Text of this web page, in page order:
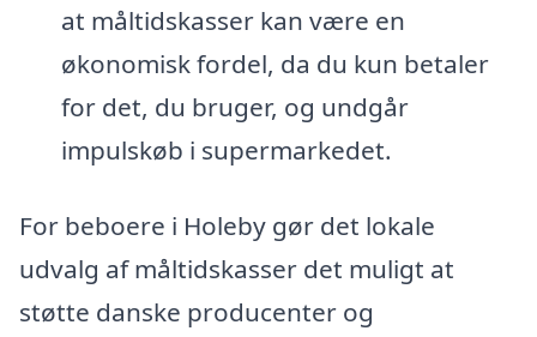
at måltidskasser kan være en
økonomisk fordel, da du kun betaler
for det, du bruger, og undgår
impulskøb i supermarkedet.
For beboere i Holeby gør det lokale
udvalg af måltidskasser det muligt at
støtte danske producenter og